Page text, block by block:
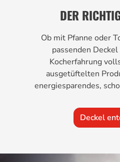
DER
Ob mit Pfanne oder
passenden
Kocherfahrung
ausgetüftelten
energiesparendes,
Deckel